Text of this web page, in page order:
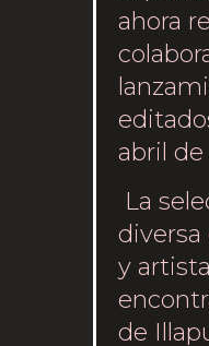
ahora
abril de
La
diversa
y
de